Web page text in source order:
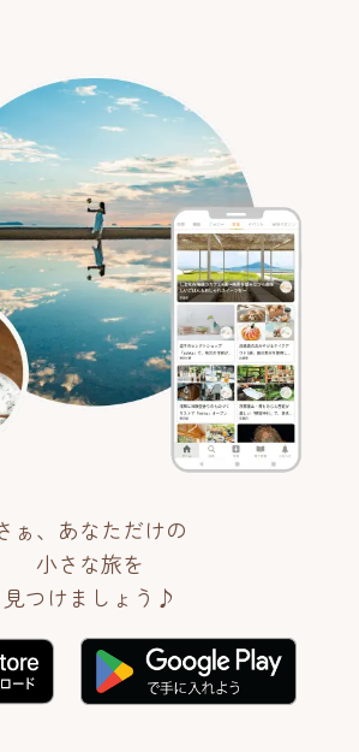
ぁ、あなただけの
小さな旅を
見つけましょう♪